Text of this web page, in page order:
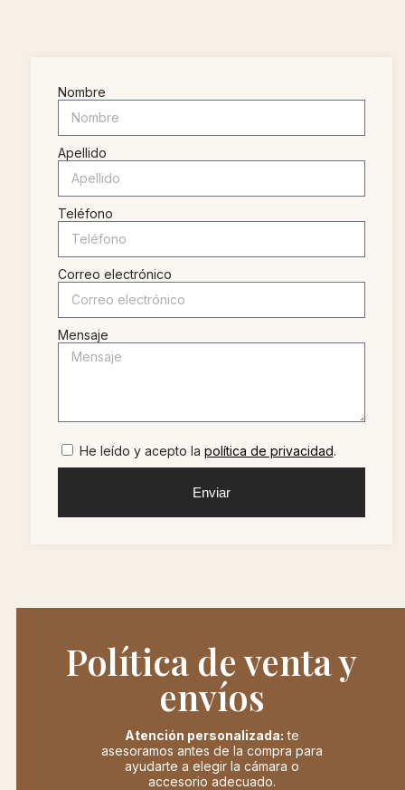
Nombre
Apellido
Teléfono
Correo electrónico
Mensaje
He leído y acepto la política de privacidad.
Enviar
Política de venta y
envíos
Atención personalizada: te
asesoramos antes de la compra para
ayudarte a elegir la cámara o
accesorio adecuado.